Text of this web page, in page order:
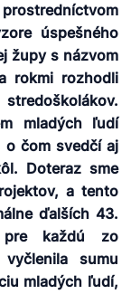
úspešného
župy s názvom
rokmi rozhodli
mladých ľudí
o čom svedčí aj
Doteraz sme
a tento
ďalších 43.
pre každú zo
sumu
mladých ľudí,